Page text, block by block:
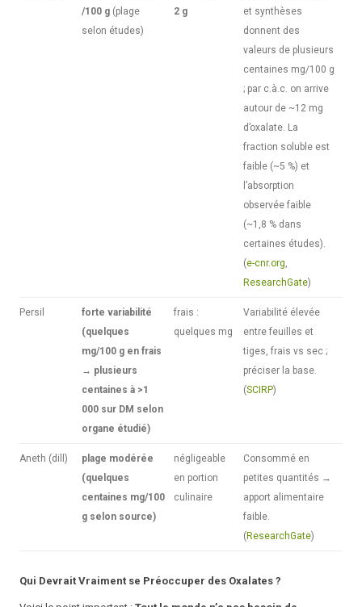
/100 g (plage
selon études)
2 g
et synthèses
donnent des
valeurs de plusieurs
centaines mg/100 g
; par c.à.c. on arrive
autour de ~12 mg
d’oxalate. La
fraction soluble est
faible (~5 %) et
l’absorption
observée faible
(~1,8 % dans
certaines études).
(e-cnr.org,
ResearchGate)
Persil
forte variabilité
(quelques
mg/100 g en frais
→ plusieurs
centaines à >1
000 sur DM selon
organe étudié)
frais :
quelques mg
Variabilité élevée
entre feuilles et
tiges, frais vs sec ;
préciser la base.
(SCIRP)
Aneth (dill)
plage modérée
(quelques
centaines mg/100
g selon source)
négligeable
en portion
culinaire
Consommé en
petites quantités →
apport alimentaire
faible.
( ResearchGate)
Qui Devrait Vraiment se Préoccuper des Oxalates ?